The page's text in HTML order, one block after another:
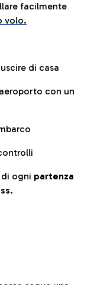
facilmente
volo.
di casa
con un
ogni partenza